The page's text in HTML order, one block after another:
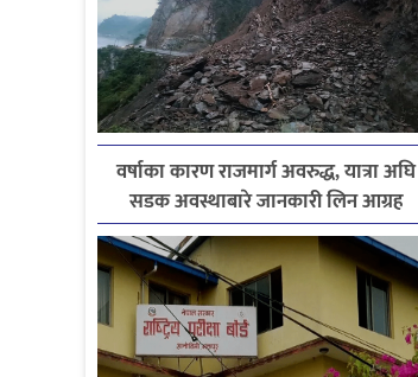
वर्षाका कारण राजमार्ग अवरुद्ध, यात्रा अघि
सडक अवस्थाबारे जानकारी लिन आग्रह